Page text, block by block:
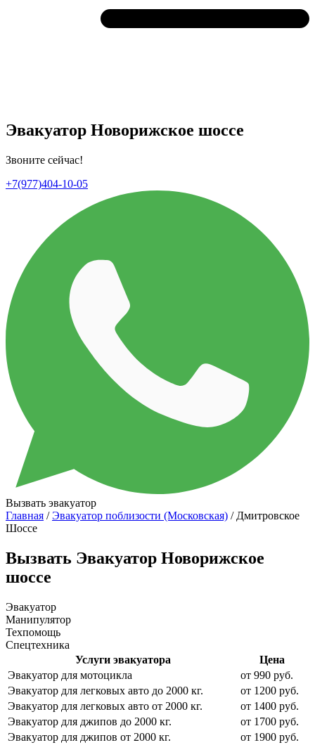
Эвакуатор Новорижское шоссе
Звоните сейчас!
+7(977)404-10-05
Вызвать эвакуатор
Главная /Эвакуатор поблизости (Московская) / Дмитровское
Шоссе
Вызвать Эвакуатор Новорижское
шоссе
Эвакуатор
Манипулятор
Техпомощь
Спецтехника
Услуги эвакуатора
Цена
Эвакуатор для мотоцикла
от 990 руб.
Эвакуатор для легковых авто до 2000 кг.
от 1200 руб.
Эвакуатор для легковых авто от 2000 кг.
от 1400 руб.
Эвакуатор для джипов до 2000 кг.
от 1700 руб.
Эвакуатор для джипов от 2000 кг.
от 1900 руб.